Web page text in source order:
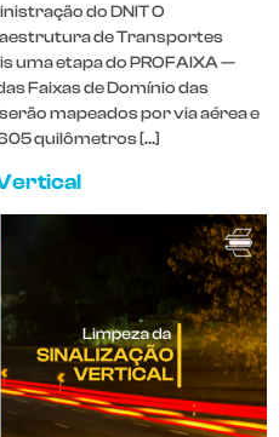
do DNIT O
de Transportes
uma etapa do PROFAIXA —
Faixas de Domínio das
mapeados por via aérea e
quilômetros […]